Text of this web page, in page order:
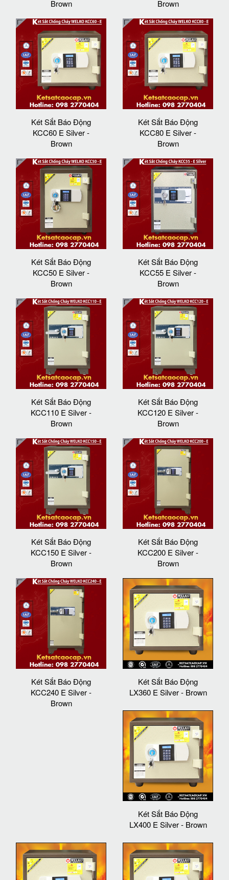
Brown Brown
Két Sắt Báo Động
KCC60 E Silver -
Brown
Két Sắt Báo Động
KCC80 E Silver -
Brown
Két Sắt Báo Động
KCC50 E Silver -
Brown
Két Sắt Báo Động
KCC55 E Silver -
Brown
Két Sắt Báo Động
KCC110 E Silver -
Brown
Két Sắt Báo Động
KCC120 E Silver -
Brown
Két Sắt Báo Động
KCC150 E Silver -
Brown
Két Sắt Báo Động
KCC200 E Silver -
Brown
Két Sắt Báo Động
KCC240 E Silver -
Brown
Két Sắt Báo Động
LX360 E Silver - Brown
Két Sắt Báo Động
LX400 E Silver - Brown